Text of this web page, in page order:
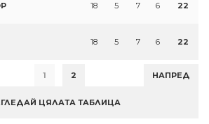
18 5 7 6 22
18 5 7 6 22
1 2 НАПРЕД
ЦЯЛАТА ТАБЛИЦА